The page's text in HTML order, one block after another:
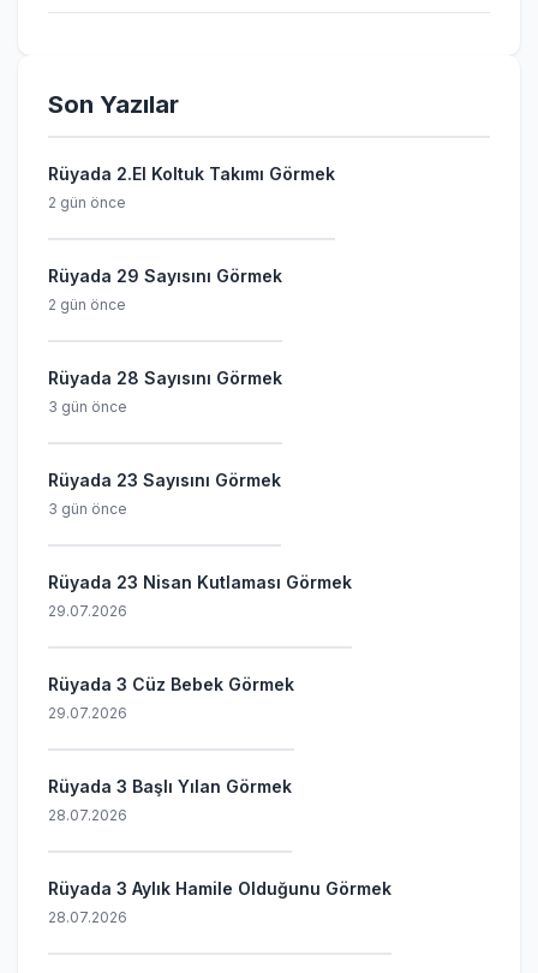
Son Yazılar
Rüyada 2.El Koltuk Takımı Görmek
2 gün önce
Rüyada 29 Sayısını Görmek
2 gün önce
Rüyada 28 Sayısını Görmek
3 gün önce
Rüyada 23 Sayısını Görmek
3 gün önce
Rüyada 23 Nisan Kutlaması Görmek
29.07.2026
Rüyada 3 Cüz Bebek Görmek
29.07.2026
Rüyada 3 Başlı Yılan Görmek
28.07.2026
Rüyada 3 Aylık Hamile Olduğunu Görmek
28.07.2026